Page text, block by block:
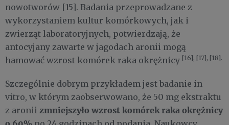
nowotworów [15]. Badania przeprowadzane z
wykorzystaniem kultur komórkowych, jak i
zwierząt laboratoryjnych, potwierdzają, że
antocyjany zawarte w jagodach aronii mogą
hamować wzrost komórek raka okrężnicy [16], [17], [18].
Szczególnie dobrym przykładem jest badanie in
vitro, w którym zaobserwowano, że 50 mg ekstraktu
z aronii zmniejszyło wzrost komórek raka okrężnicy